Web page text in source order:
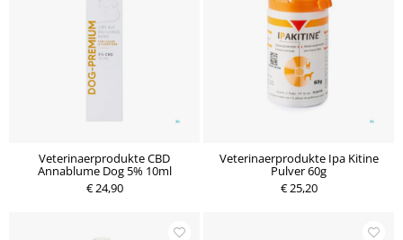
Veterinaerprodukte CBD
Annablume Dog 5% 10ml
€ 24,90
Veterinaerprodukte Ipa Kitine
Pulver 60g
€ 25,20